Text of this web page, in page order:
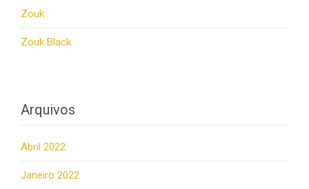
Zouk
Zouk Black
Arquivos
Abril 2022
Janeiro 2022